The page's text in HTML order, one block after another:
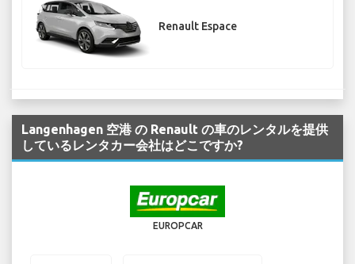
Renault Espace
Langenhagen 空港 の Renault の車のレンタルを提供
しているレンタカー会社はどこですか?
EUROPCAR